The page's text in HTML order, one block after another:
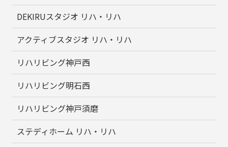
DEKIRUスタジオ リハ・リハ
アクティブスタジオ リハ・リハ
リハリビング神戸西
リハリビング明石西
リハリビング神戸須磨
ステディホーム リハ・リハ